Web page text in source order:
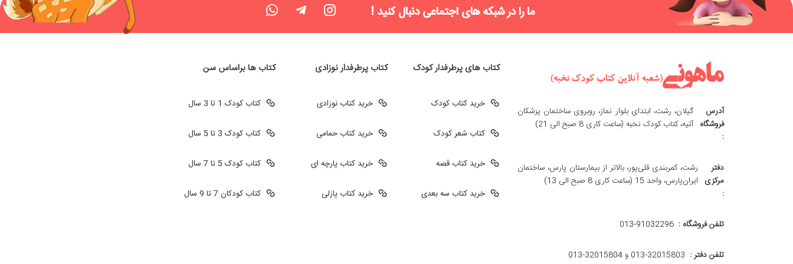
ما را در شبکه های اجتماعی دنبال کنید !
آدرس
فروشگاه
:
گیلان، رشت، ابتدای بلوار نماز، روبروی ساختمان پزشکان
آتیه، کتاب کودک نخبه (ساعت کاری 8 صبح الی 21)
دفتر
مرکزی
:
رشت، کمربندی قلی‌پور، بالاتر از بیمارستان پارس، ساختمان
ایران‌پارس، واحد 15 (ساعت کاری 8 صبح الی 13)
تلفن فروشگاه : 013-91032296
تلفن دفتر : 013-32015803 و 32015804-013
کتاب های پرطرفدار کودک
خرید کتاب کودک
کتاب شعر کودک
خرید کتاب قصه
خرید کتاب سه بعدی
کتاب پرطرفدار نوزادی
خرید کتاب نوزادی
خرید کتاب حمامی
خرید کتاب پارچه ای
خرید کتاب پازلی
کتاب ها براساس سن
کتاب کودک 1 تا 3 سال
کتاب کودک 3 تا 5 سال
کتاب کودک 5 تا 7 سال
کتاب کودکان 7 تا 9 سال